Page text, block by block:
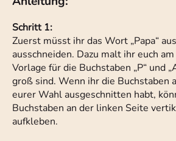
Schritt 1:
Zuerst müsst ihr das Wort „Papa“
ausschneiden. Dazu malt ihr euch
Vorlage für die Buchstaben „P“ und
groß sind. Wenn ihr die Buchstaben
eurer Wahl ausgeschnitten habt,
Buchstaben an der linken Seite
aufkleben.